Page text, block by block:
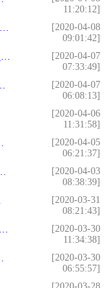
11:20:12]
[2020-04-08
09:01:42]
[2020-04-07
07:33:49]
[2020-04-07
06:08:13]
[2020-04-06
11:31:58]
[2020-04-05
06:21:37]
[2020-04-03
08:38:39]
[2020-03-31
08:21:43]
[2020-03-30
11:34:38]
[2020-03-30
06:55:57]